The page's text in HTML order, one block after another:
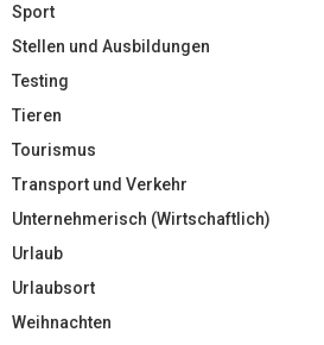
Sport
Stellen und Ausbildungen
Testing
Tieren
Tourismus
Transport und Verkehr
Unternehmerisch (Wirtschaftlich)
Urlaub
Urlaubsort
Weihnachten